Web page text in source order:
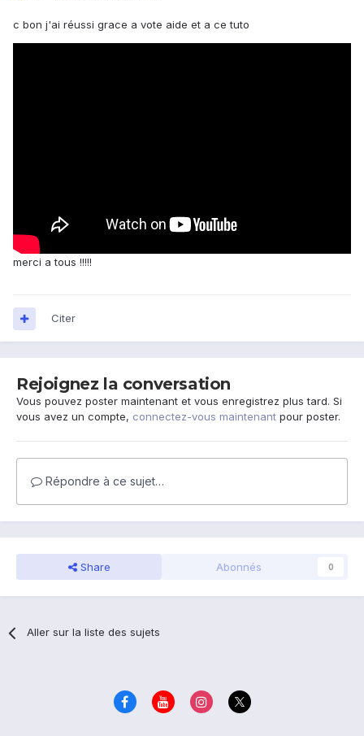
c bon j'ai réussi grace a vote aide et a ce tuto
merci a tous !!!!!
Citer
Rejoignez la conversation
Vous pouvez poster maintenant et vous enregistrez plus tard. Si
vous avez un compte, connectez-vous maintenant pour poster.
Répondre à ce sujet…
Share Abonnés 0
Aller sur la liste des sujets